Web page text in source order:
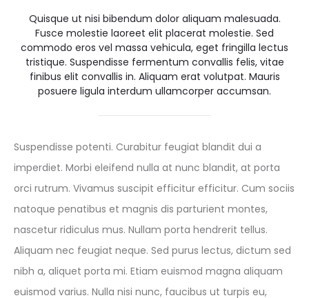
Quisque ut nisi bibendum dolor aliquam malesuada.
Fusce molestie laoreet elit placerat molestie. Sed
commodo eros vel massa vehicula, eget fringilla lectus
tristique. Suspendisse fermentum convallis felis, vitae
finibus elit convallis in. Aliquam erat volutpat. Mauris
posuere ligula interdum ullamcorper accumsan.
Suspendisse potenti. Curabitur feugiat blandit dui a
imperdiet. Morbi eleifend nulla at nunc blandit, at porta
orci rutrum. Vivamus suscipit efficitur efficitur. Cum sociis
natoque penatibus et magnis dis parturient montes,
nascetur ridiculus mus. Nullam porta hendrerit tellus.
Aliquam nec feugiat neque. Sed purus lectus, dictum sed
nibh a, aliquet porta mi. Etiam euismod magna aliquam
euismod varius. Nulla nisi nunc, faucibus ut turpis eu,